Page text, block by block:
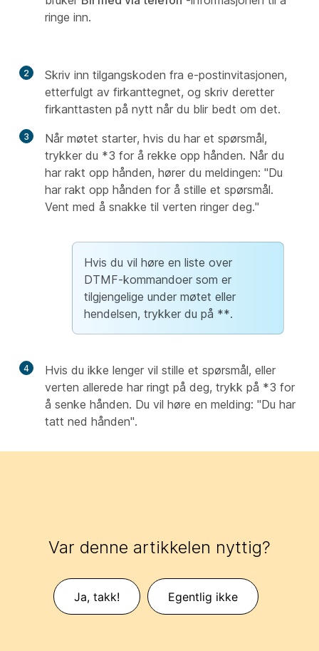
ringe inn.
2
Skriv inn tilgangskoden fra e-postinvitasjonen,
etterfulgt av firkanttegnet, og skriv deretter
firkanttasten på nytt når du blir bedt om det.
3
Når møtet starter, hvis du har et spørsmål,
trykker du *3 for å rekke opp hånden. Når du
har rakt opp hånden, hører du meldingen: "Du
har rakt opp hånden for å stille et spørsmål.
Vent med å snakke til verten ringer deg."
Hvis du vil høre en liste over
DTMF-kommandoer som er
tilgjengelige under møtet eller
hendelsen, trykker du på **.
4
Hvis du ikke lenger vil stille et spørsmål, eller
verten allerede har ringt på deg, trykk på *3 for
å senke hånden. Du vil høre en melding: "Du har
tatt ned hånden".
Var denne artikkelen nyttig?
Ja, takk! Egentlig ikke